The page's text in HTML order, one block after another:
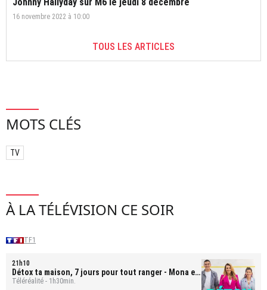
16 novembre 2022 à 10:00
TOUS LES ARTICLES
MOTS CLÉS
TV
À LA TÉLÉVISION CE SOIR
TF1
21h10
Détox ta maison, 7 jours pour tout ranger - Mona et
Bastien
Téléréalité - 1h30min.